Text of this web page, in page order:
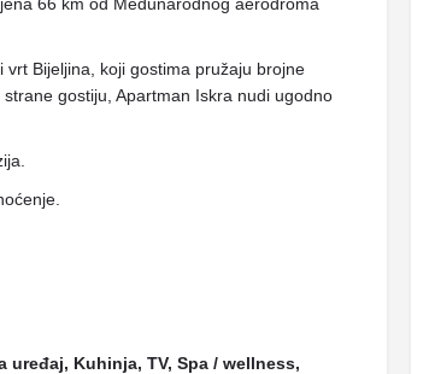
Bijeljina, koji gostima pružaju brojne
gostiju, Apartman Iskra nudi ugodno
uređaj, Kuhinja, TV, Spa / wellness,